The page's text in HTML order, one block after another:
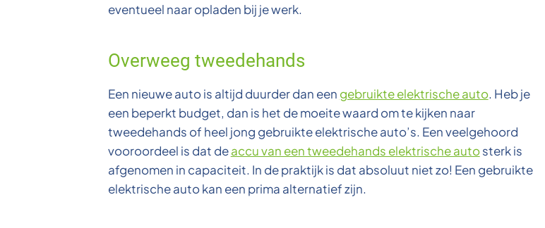
eventueel naar opladen bij je werk.
Overweeg tweedehands
Een nieuwe auto is altijd duurder dan een gebruikte elektrische auto. Heb je
een beperkt budget, dan is het de moeite waard om te kijken naar
tweedehands of heel jong gebruikte elektrische auto’s. Een veelgehoord
vooroordeel is dat deaccu van een tweedehands elektrische autosterk is
afgenomen in capaciteit. In de praktijk is dat absoluut niet zo! Een gebruikte
elektrische auto kan een prima alternatief zijn.